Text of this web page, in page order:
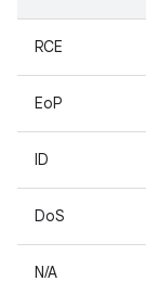
RCE
EoP
ID
DoS
N/A